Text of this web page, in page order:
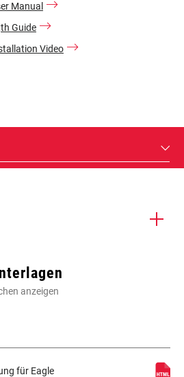
Manual
Guide
Video
anzeigen
für Eagle